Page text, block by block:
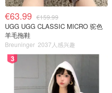
€63.99 €159.99
UGG UGG CLASSIC MICRO 驼色
羊毛拖鞋
Breuninger 2037人感兴趣
3